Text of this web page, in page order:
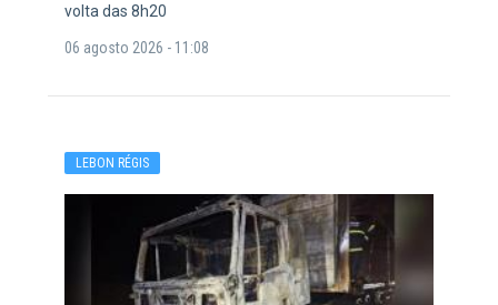
volta das 8h20
06 agosto 2026 - 11:08
LEBON RÉGIS